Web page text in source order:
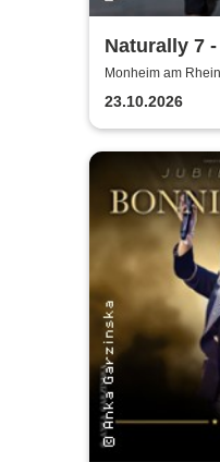
Naturally 7
Years of
Monheim am
23.10.2026